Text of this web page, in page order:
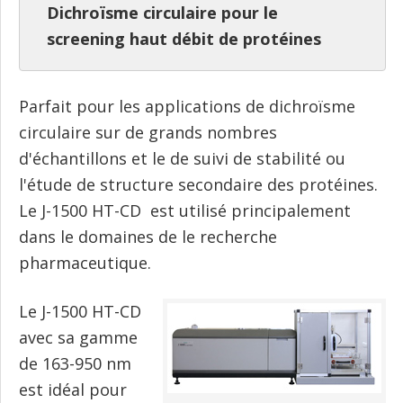
Dichroïsme circulaire pour le
screening haut débit de protéines
Parfait pour les applications de dichroïsme
circulaire sur de grands nombres
d'échantillons et le de suivi de stabilité ou
l'étude de structure secondaire des protéines.
Le J-1500 HT-CD est utilisé principalement
dans le domaines de le recherche
pharmaceutique.
Le J-1500 HT-CD
avec sa gamme
de 163-950 nm
est idéal pour